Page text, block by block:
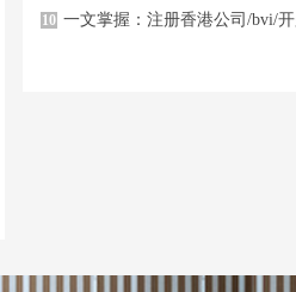
10 一文掌握：注册香港公司/bvi/